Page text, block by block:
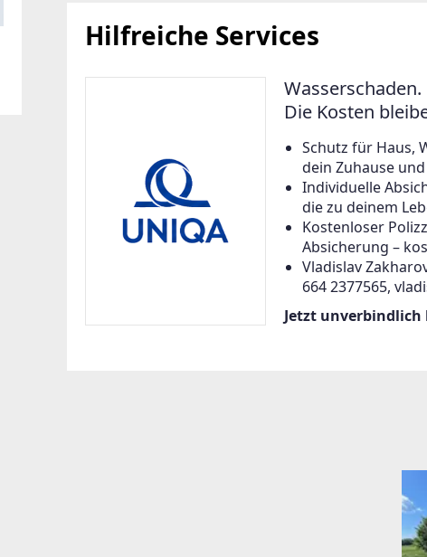
Hilfreiche Services
Die Kosten
Schutz für Haus,
dein Zuhause
Individuelle
die zu deinem
Kostenloser
Absicherung –
Vladislav
664 2377565,
Jetzt unverbindlich